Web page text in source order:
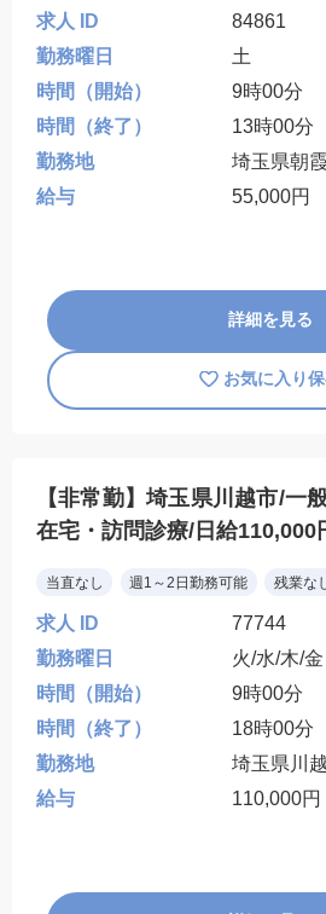
求人 ID
84861
勤務曜日
土
時間（開始）
9時00分
時間（終了）
13時00分
勤務地
埼玉県朝
給与
55,000円
詳細を見る
お気に入り
【非常勤】埼玉県川越市/一
在宅・訪問診療/日給110,000
当直なし 週1～2日勤務可能 残業な
求人 ID
77744
勤務曜日
火/水/木/金
時間（開始）
9時00分
時間（終了）
18時00分
勤務地
埼玉県川
給与
110,000